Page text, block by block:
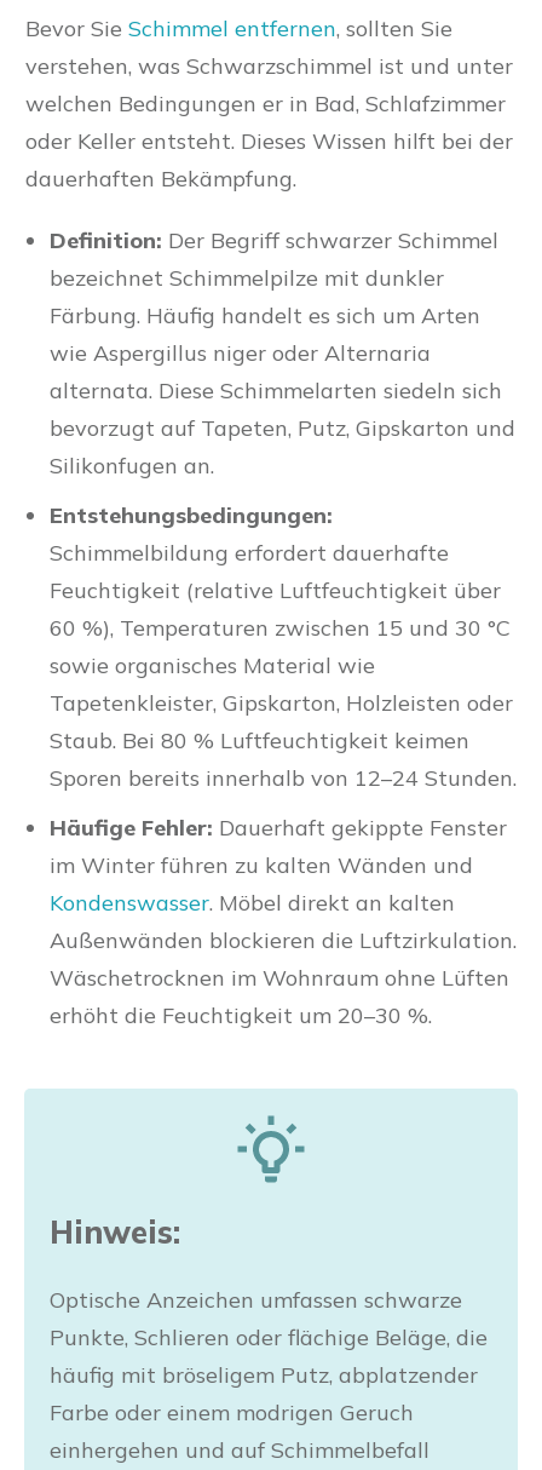
Bevor Sie Schimmel entfernen, sollten Sie
verstehen, was Schwarzschimmel ist und unter
welchen Bedingungen er in Bad, Schlafzimmer
oder Keller entsteht. Dieses Wissen hilft bei der
dauerhaften Bekämpfung.
Definition: Der Begriff schwarzer Schimmel
bezeichnet Schimmelpilze mit dunkler
Färbung. Häufig handelt es sich um Arten
wie Aspergillus niger oder Alternaria
alternata. Diese Schimmelarten siedeln sich
bevorzugt auf Tapeten, Putz, Gipskarton und
Silikonfugen an.
Entstehungsbedingungen:
Schimmelbildung erfordert dauerhafte
Feuchtigkeit (relative Luftfeuchtigkeit über
60 %), Temperaturen zwischen 15 und 30 °C
sowie organisches Material wie
Tapetenkleister, Gipskarton, Holzleisten oder
Staub. Bei 80 % Luftfeuchtigkeit keimen
Sporen bereits innerhalb von 12–24 Stunden.
Häufige Fehler: Dauerhaft gekippte Fenster
im Winter führen zu kalten Wänden und
Kondenswasser. Möbel direkt an kalten
Außenwänden blockieren die Luftzirkulation.
Wäschetrocknen im Wohnraum ohne Lüften
erhöht die Feuchtigkeit um 20–30 %.
Hinweis:
Optische Anzeichen umfassen schwarze
Punkte, Schlieren oder flächige Beläge, die
häufig mit bröseligem Putz, abplatzender
Farbe oder einem modrigen Geruch
einhergehen und auf Schimmelbefall